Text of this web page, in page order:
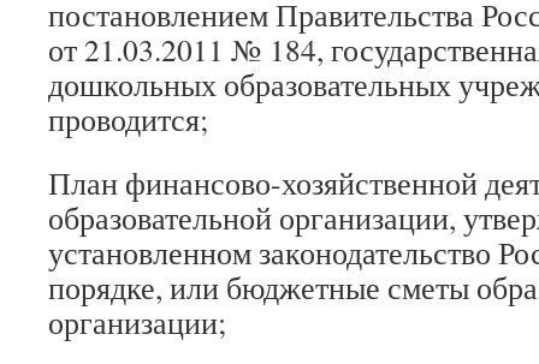
постановлением Правительства
от 21.03.2011 № 184,
дошкольных образовательных
проводится;
План финансово-хозяйственной
образовательной организации,
установленном законодательство
порядке, или бюджетные сметы
организации;